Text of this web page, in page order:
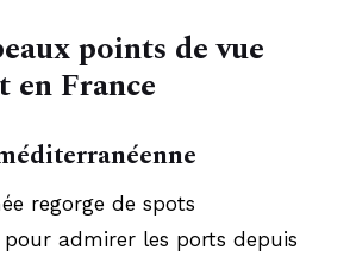
points de vue
en France
regorge de spots
admirer les ports depuis